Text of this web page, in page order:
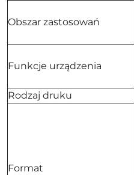
Obszar zastosowań
Funkcje urządzenia
Rodzaj druku
Format